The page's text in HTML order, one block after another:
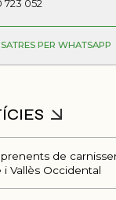
723 052
PER WHATSAPP
de
Vallès Occidental